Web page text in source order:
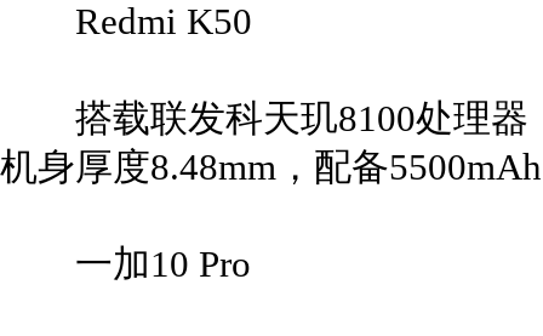
Redmi K50
搭载联发科天玑8100处理器
机身厚度8.48mm，配备
一加10 Pro